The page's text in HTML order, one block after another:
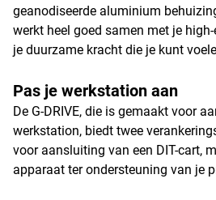
geanodiseerde aluminium
werkt heel goed samen met je
je duurzame kracht die je kunt
Pas je werkstation aan
De G-DRIVE, die is gemaakt voor
werkstation, biedt twee
voor aansluiting van een DIT-cart,
apparaat ter ondersteuning van je